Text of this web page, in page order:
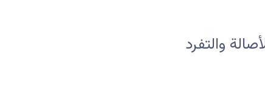
والتفرد